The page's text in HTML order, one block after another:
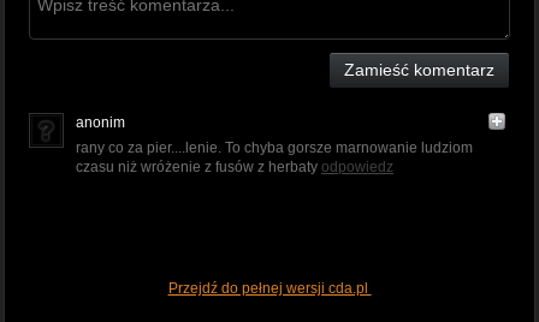
Zamieść komentarz
anonim
rany co za pier....lenie. To chyba gorsze marnowanie ludziom
czasu niż wróżenie z fusów z herbaty odpowiedz
Przejdź do pełnej wersji cda.pl